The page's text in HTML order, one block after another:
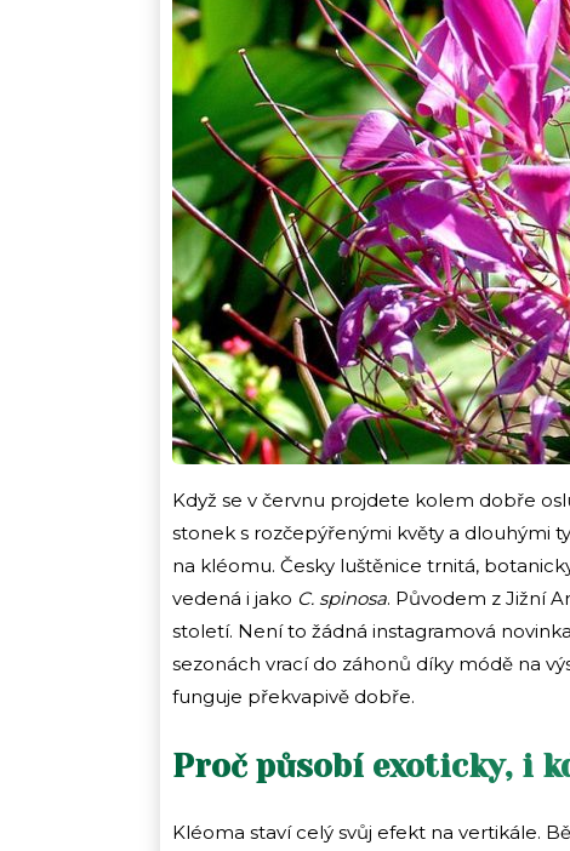
Když se v červnu projdete kolem dobře
stonek s rozčepýřenými květy a dlouhými
na kléomu. Česky luštěnice trnitá,
vedená i jako C. spinosa. Původem z Jižní
století. Není to žádná instagramová
sezonách vrací do záhonů díky módě na
funguje překvapivě dobře.
Proč působí exoticky, i
Kléoma staví celý svůj efekt na vertikále.